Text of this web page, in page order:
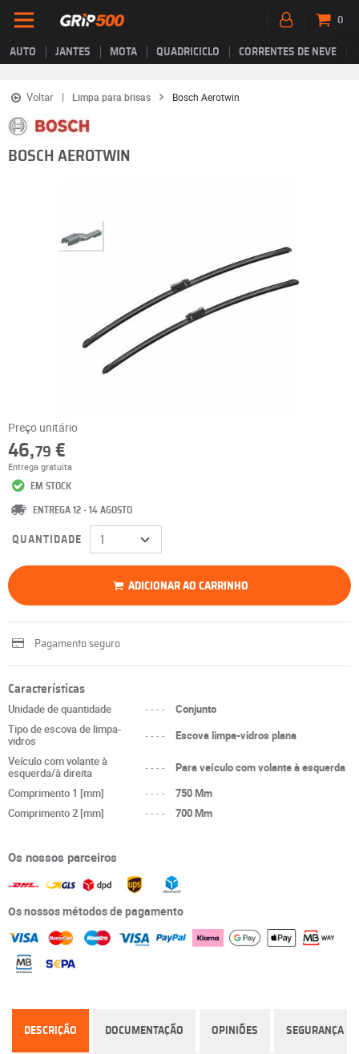
AUTO JANTES MOTA QUADRICICLO CORRENTES DE NEVE
0
Voltar Limpa para brisas Bosch Aerotwin
BOSCH AEROTWIN
Preço unitário
46,79 €
Entrega gratuita
EM STOCK
ENTREGA 12 - 14 AGOSTO
QUANTIDADE
ADICIONAR AO CARRINHO
Pagamento seguro
Características
Unidade de quantidade ----
Conjunto
Tipo de escova de limpa-
vidros
----
Escova limpa-vidros plana
Veículo com volante à
esquerda/à direita
----
Para veículo com volante à esquerda
Comprimento 1 [mm]
----
750 Mm
Comprimento 2 [mm]
---- 700 Mm
Os nossos parceiros
Os nossos métodos de pagamento
DESCRIÇÃO DOCUMENTAÇÃO OPINIÕES SEGURANÇA